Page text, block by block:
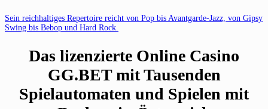
Sein reichhaltiges Repertoire reicht von Pop bis Avantgarde-Jazz, von Gipsy
Swing bis Bebop und Hard Rock.
Das lizenzierte Online Casino
GG.BET mit Tausenden
Spielautomaten und Spielen mit